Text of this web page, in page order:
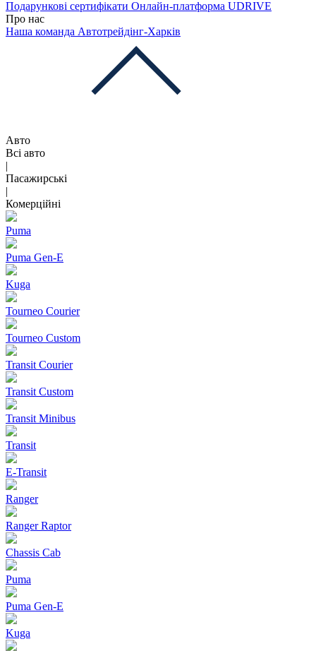
Подарункові сертифікати Онлайн-платформа UDRIVE
Про нас
Наша команда Автотрейдінг-Харків
Авто
Всі авто
|
Пасажирські
|
Комерційні
Puma
Puma Gen‑E
Kuga
Tourneo Courier
Tourneo Custom
Transit Courier
Transit Custom
Transit Minibus
Transit
E-Transit
Ranger
Ranger Raptor
Chassis Cab
Puma
Puma Gen‑E
Kuga